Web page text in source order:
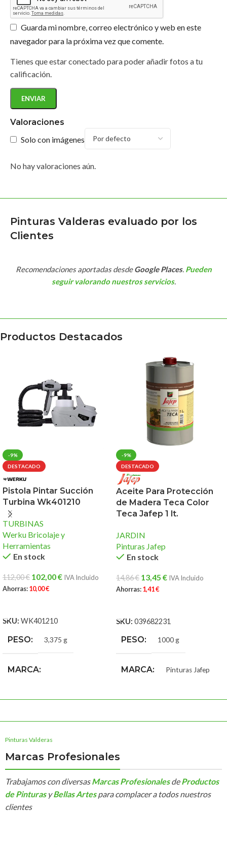
Valoraciones
Solo con imágenes
No hay valoraciones aún.
Guarda mi nombre, correo electrónico y web en este
navegador para la próxima vez que comente.
Tienes que estar conectado para poder añadir fotos a tu
calificación.
Pinturas Valderas evaluado por los
Clientes
Recomendaciones aportadas desdeGoogle Places. Pueden
seguir valorando nuestros servicios.
Productos Destacados
-9%
DESTACADO
Pistola Pintar Succión
Turbina Wk401210
TURBINAS
Werku Bricolaje y
Herramientas
En stock
112,00€ 102,00€ IVA Incluido
Ahorras:10,00€
SKU: WK401210
PESO 3,375 g
MARCA
-9%
DESTACADO
Aceite Para Protección
de Madera Teca Color
Teca Jafep 1 lt.
JARDIN
Pinturas Jafep
En stock
14,86€ 13,45 € IVA Incluido
Ahorras:1,41€
SKU: 039682231
PESO 1000 g
MARCA Pinturas Jafep
Pinturas Valderas
Marcas Profesionales
Trabajamos con diversasMarcas Profesionales deProductos
de Pinturas yBellas Artespara complacer a todos nuestros
clientes